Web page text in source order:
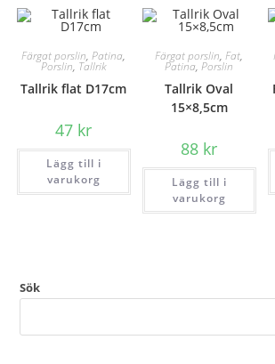
Färgat porslin,Patina,
Porslin, Tallrik
Tallrik flat D17cm
47 kr
Lägg till i
varukorg
Färgat porslin,Fat,
Patina,Porslin
Tallrik Oval
15×8,5cm
88 kr
Lägg till i
varukorg
Sök